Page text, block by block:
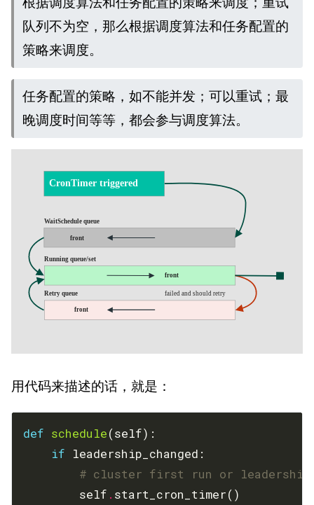
队列不为空，那么根据调度算法和任务配置的
策略来调度。
任务配置的策略，如不能并发；可以重试；最
晚调度时间等等，都会参与调度算法。
用代码来描述的话，就是：
def schedule
if
# cluster first run or leadership
        self
.